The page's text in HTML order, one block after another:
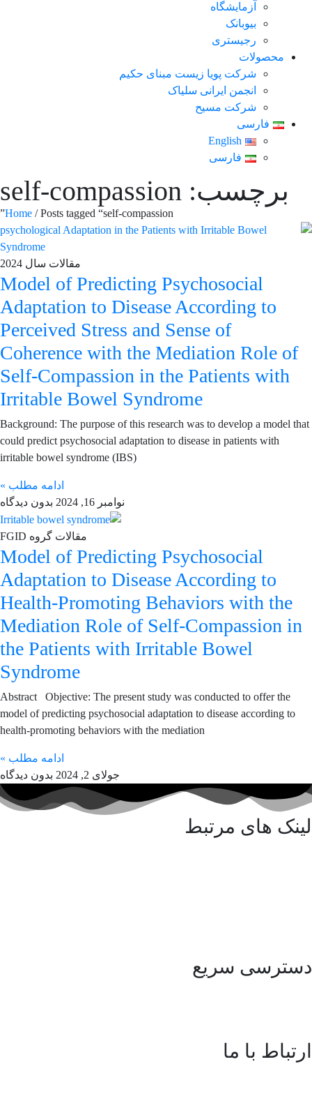
آزمایشگاه
بیوبانک
رجیستری
محصولات
شرکت پویا زیست مبنای حکیم
انجمن ایرانی سلیاک
شرکت مسیح
فارسی
English
فارسی
برچسب: self-compassion
Home / Posts tagged “self-compassion”
مقالات سال 2024
Model of Predicting Psychosocial
Adaptation to Disease According to
Perceived Stress and Sense of
Coherence with the Mediation Role of
Self-Compassion in the Patients with
Irritable Bowel Syndrome
Background: The purpose of this research was to develop a model that
could predict psychosocial adaptation to disease in patients with
irritable bowel syndrome (IBS)
ادامه مطلب »
نوامبر 16, 2024
بدون دیدگاه
مقالات گروه FGID
Model of Predicting Psychosocial
Adaptation to Disease According to
Health-Promoting Behaviors with the
Mediation Role of Self-Compassion in
the Patients with Irritable Bowel
Syndrome
Abstract Objective: The present study was conducted to offer the
model of predicting psychosocial adaptation to disease according to
health-promoting behaviors with the mediation
ادامه مطلب »
جولای 2, 2024
بدون دیدگاه
لینک های مرتبط
دسترسی سریع
ارتباط با ما